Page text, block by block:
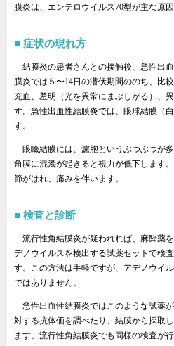
膜炎は、エンテロウイルス70型が主な原因
症状の現れ方
結膜炎の患者さんとの接触後、急性出
膜炎では５〜14日の潜伏期間ののち、比
充血、羞明（光を異常にまぶしがる）、
す。急性出血性結膜炎では、眼球結膜（
す。
眼瞼結膜には、濾胞というぶつぶつが
角膜に混濁が起きると視力が低下します
節がはれ、痛みを伴います。
検査と診断
流行性角結膜炎が疑われれば、麻酔薬
デノウイルスを検出する試薬セットで検
す。この方法は手軽ですが、アデノウイ
ではありません。
急性出血性結膜炎ではこのような試薬
対する抗体価を調べたり、結膜から採取
ます。流行性角結膜炎でも同様の検査が行